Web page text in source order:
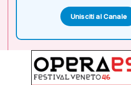
Unisciti al Canale